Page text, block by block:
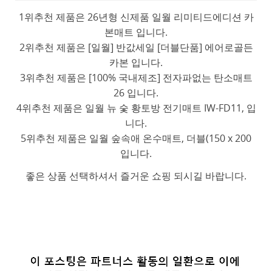
1위추천 제품은 26년형 신제품 일월 리미티드에디션 카
본매트 입니다.
2위추천 제품은 [일월] 반값세일 [더블단품] 에어로골든
카본 입니다.
3위추천 제품은 [100% 국내제조] 전자파없는 탄소매트
26 입니다.
4위추천 제품은 일월 뉴 숯 황토방 전기매트 IW-FD11, 입
니다.
5위추천 제품은 일월 숲속애 온수매트, 더블(150 x 200
입니다.
좋은 상품 선택하셔서 즐거운 쇼핑 되시길 바랍니다.